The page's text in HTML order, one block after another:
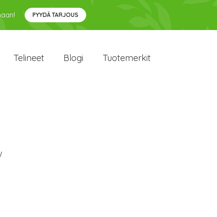
PYYDÄ TARJOUS
Telineet Blogi Tuotemerkit